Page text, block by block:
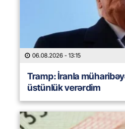
06.08.2026 - 13:15
Tramp: İranla
üstünlük verərdim